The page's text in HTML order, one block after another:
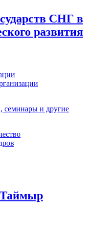
СНГ в
развития
семинары и другие